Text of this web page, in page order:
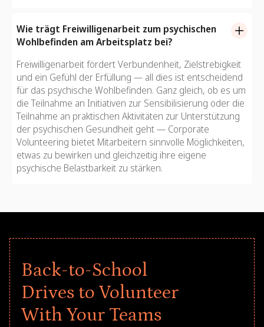
Wie trägt Freiwilligenarbeit zum psychischen
Wohlbefinden am Arbeitsplatz bei?
Freiwilligenarbeit fördert Verbundenheit, Zielstrebigkeit
und ein Gefühl der Erfüllung — all dies ist entscheidend
für das psychische Wohlbefinden. Ganz gleich, ob es um
die Teilnahme an Initiativen zur Sensibilisierung oder die
Teilnahme an praktischen Aktivitäten zur Unterstützung
der psychischen Gesundheit geht — Corporate
Volunteering bietet Mitarbeitern sinnvolle Möglichkeiten,
etwas zu bewirken und gleichzeitig ihre eigene
psychische Belastbarkeit zu stärken.
Back-to-School
Drives to Volunteer
With Your Teams